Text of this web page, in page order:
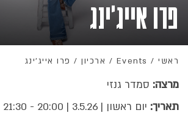
פרו אייג'ינג
ראשי /
Events
/ ארכיון / פרו אייג'ינג
מרצה: סמדר גנזי
תאריך: יום ראשון | 3.5.26 | 20:00 - 21:30